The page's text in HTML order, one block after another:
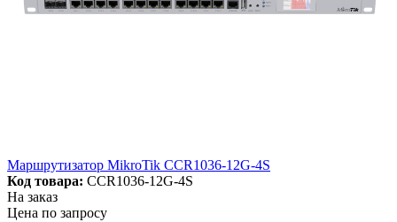
Маршрутизатор MikroTik CCR1036-12G-4S
Код товара: CCR1036-12G-4S
На заказ
Цена по запросу